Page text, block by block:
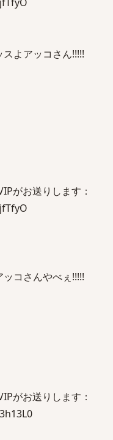
よアッコさん!!!!!
がお送りします：
コさんやべぇ!!!!!
がお送りします：